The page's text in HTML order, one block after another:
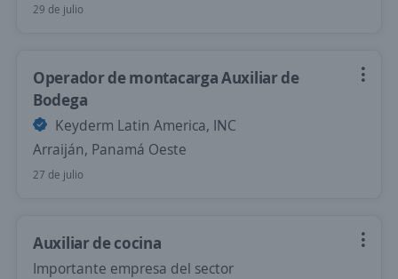
29 de julio
Operador de montacarga Auxiliar de
Bodega
Keyderm Latin America, INC
Arraiján, Panamá Oeste
27 de julio
Auxiliar de cocina
Importante empresa del sector